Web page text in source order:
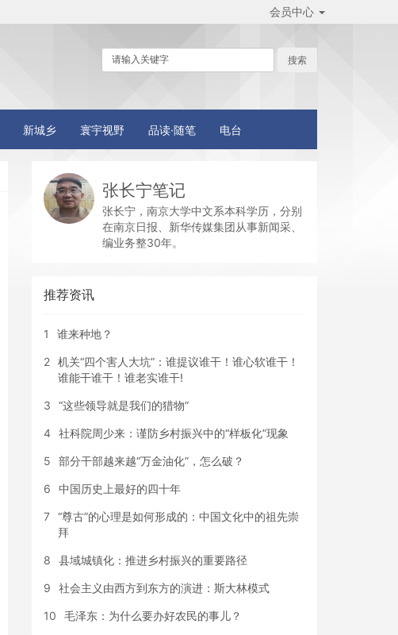
会员中心
新城乡 寰宇视野 品读·随笔 电台
张长宁笔记
张长宁，南京大学中文系本科学历，分别
在南京日报、新华传媒集团从事新闻采、
编业务整30年。
推荐资讯
1 谁来种地？
2 机关“四个害人大坑”：谁提议谁干！谁心软谁干！
谁能干谁干！谁老实谁干!
3 “这些领导就是我们的猎物”
4 社科院周少来：谨防乡村振兴中的“样板化”现象
5 部分干部越来越“万金油化”，怎么破？
6 中国历史上最好的四十年
7 “尊古”的心理是如何形成的：中国文化中的祖先崇
拜
8 县域城镇化：推进乡村振兴的重要路径
9 社会主义由西方到东方的演进：斯大林模式
10 毛泽东：为什么要办好农民的事儿？